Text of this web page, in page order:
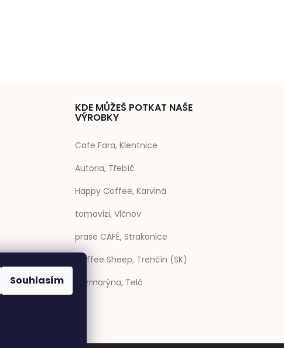
Souhlasím
KDE MŮŽEŠ POTKAT NAŠE
VÝROBKY
Cafe Fara, Klentnice
Autoria, Třebíč
Happy Coffee, Karviná
tomavizi, Vlčnov
prase CAFÉ, Strakonice
Coffee Sheep, Trenčín (SK)
Rozmarýna, Telč